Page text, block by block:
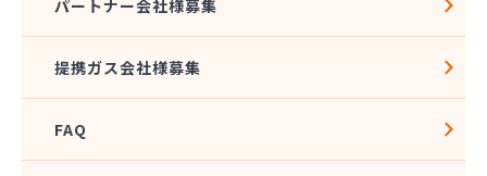
パートナー会社様募集
提携ガス会社様募集
FAQ